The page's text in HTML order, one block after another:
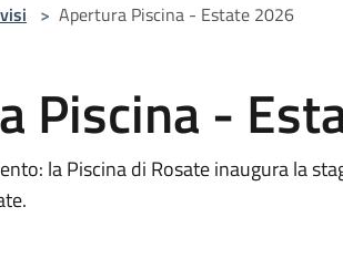
> Apertura Piscina - Estate 2026
Piscina -
la Piscina di Rosate inaugura la